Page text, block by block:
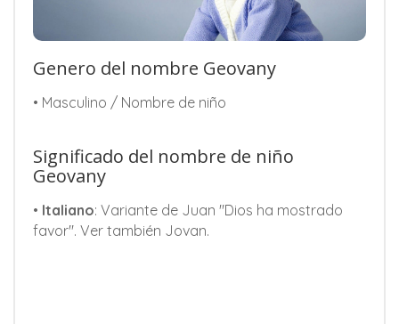
Genero del nombre Geovany
• Masculino / Nombre de niño
Significado del nombre de niño
Geovany
• Italiano: Variante de Juan "Dios ha mostrado
favor". Ver también Jovan.